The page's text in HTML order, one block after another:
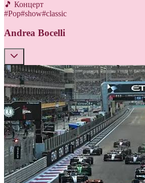
🎵 Концерт
#Pop#show#classic
Andrea Bocelli